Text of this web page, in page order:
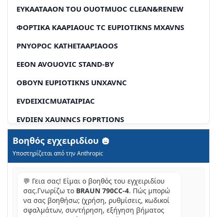
EYKAATAAON TOU OUOTMUOC CLEAN&RENEW
ΦOPTIKA KAAPIAOUC TC EUPIOTIKNS MXAVNS
PNYOPOC KATHETAAPIAOOS
EEON AVOUOVIC STAND-BY
OBOYN EUPIOTIKNS UNXAVNC
EVDEIXICMUATAIPIAC
EVDIEN XAUNNCS FOPRTIONS
EVEIΕICKAΘAPIOΜOU
IIINPOOPOEIC OXETIKÁ ΜE TNV ΦÓPTION
PPOOWNIKO EUPIOA
XPNO
Βοηθός εγχειριδίου
Υποστηρίζεται από την Anthropic
💬 Γεια σας! Είμαι ο βοηθός του εγχειριδίου
σας.Γνωρίζω το BRAUN 790CC-4. Πώς μπορώ
να σας βοηθήσω; (χρήση, ρυθμίσεις, κωδικοί
σφαλμάτων, συντήρηση, εξήγηση βήματος